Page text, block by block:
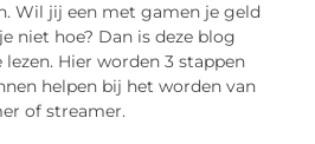
Wil jij een met gamen je geld
niet hoe? Dan is deze blog
Hier worden 3 stappen
helpen bij het worden van
of streamer.